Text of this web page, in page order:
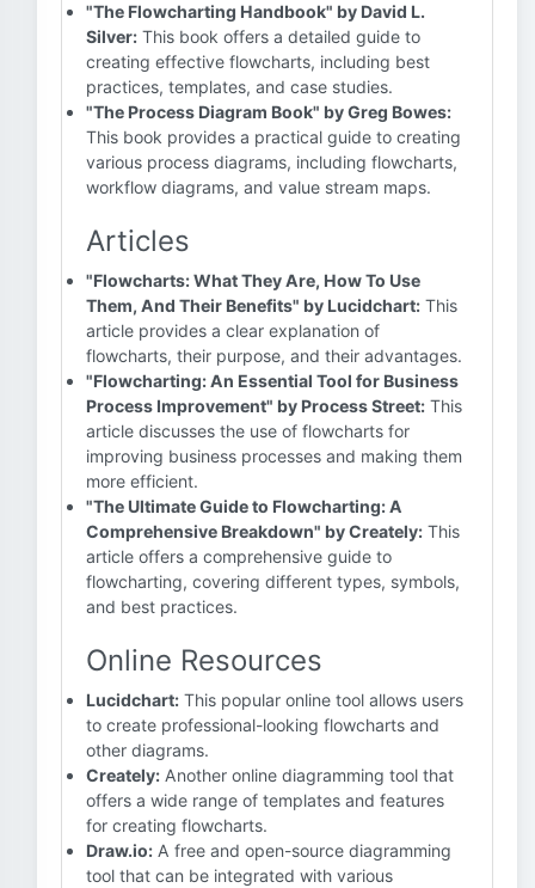
"The Flowcharting Handbook" by David L.
Silver: This book offers a detailed guide to
creating effective flowcharts, including best
practices, templates, and case studies.
"The Process Diagram Book" by Greg Bowes:
This book provides a practical guide to creating
various process diagrams, including flowcharts,
workflow diagrams, and value stream maps.
Articles
"Flowcharts: What They Are, How To Use
Them, And Their Benefits" by Lucidchart: This
article provides a clear explanation of
flowcharts, their purpose, and their advantages.
"Flowcharting: An Essential Tool for Business
Process Improvement" by Process Street: This
article discusses the use of flowcharts for
improving business processes and making them
more efficient.
"The Ultimate Guide to Flowcharting: A
Comprehensive Breakdown" by Creately: This
article offers a comprehensive guide to
flowcharting, covering different types, symbols,
and best practices.
Online Resources
Lucidchart: This popular online tool allows users
to create professional-looking flowcharts and
other diagrams.
Creately: Another online diagramming tool that
offers a wide range of templates and features
for creating flowcharts.
Draw.io: A free and open-source diagramming
tool that can be integrated with various